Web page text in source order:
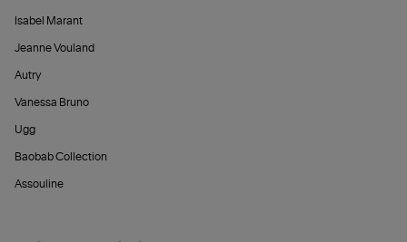
Isabel Marant
Jeanne Vouland
Autry
Vanessa Bruno
Ugg
Baobab Collection
Assouline